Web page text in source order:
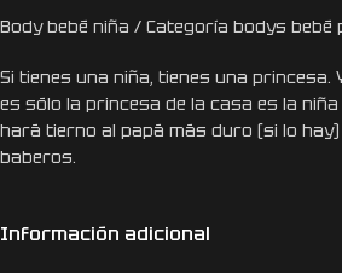
Body bebé niña / Categoría bodys
Si tienes una niña, tienes una princesa.
es sólo la princesa de la casa es la
hará tierno al papá más duro (si lo hay)
baberos.
Información adicional